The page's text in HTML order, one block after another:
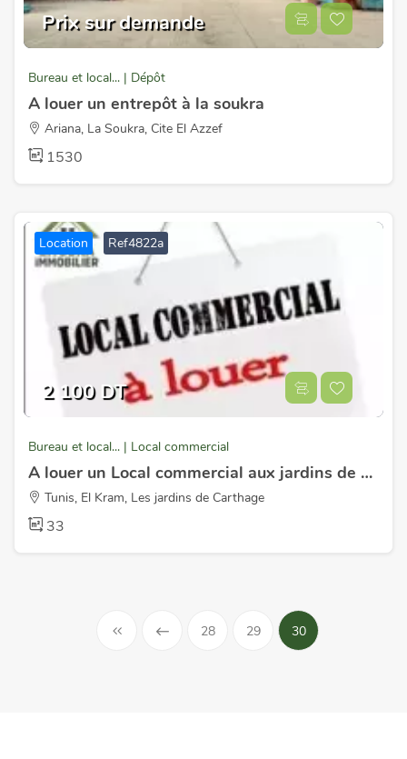
Prix sur demande
Bureau et local... | Dépôt
A louer un entrepôt à la soukra
Ariana, La Soukra, Cite El Azzef
1530
Location Ref4822a
2 100 DT
Bureau et local... | Local commercial
A louer un Local commercial aux jardins de Carthage
Tunis, El Kram, Les jardins de Carthage
33
28 29 30